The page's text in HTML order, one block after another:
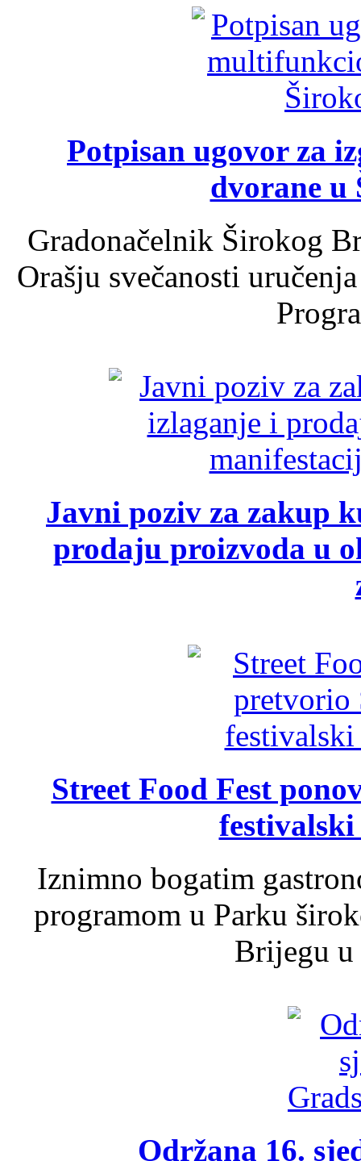
Potpisan ugovor za
dvorane u
Gradonačelnik Širokog
Orašju svečanosti
Javni poziv za zakup
prodaju proizvoda u
Street Food Fest
Iznimno bogatim
programom u Parku
Brijegu u
Održana 16.